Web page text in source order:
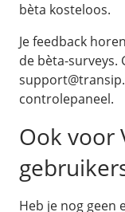
/Storage
Acronis Cyber Protect
Block Storage
Weekly Backups
Overig
bèta kosteloos.
Je feedback
de bèta-surveys.
controlepaneel.
Ook voor
Heb je nog geen